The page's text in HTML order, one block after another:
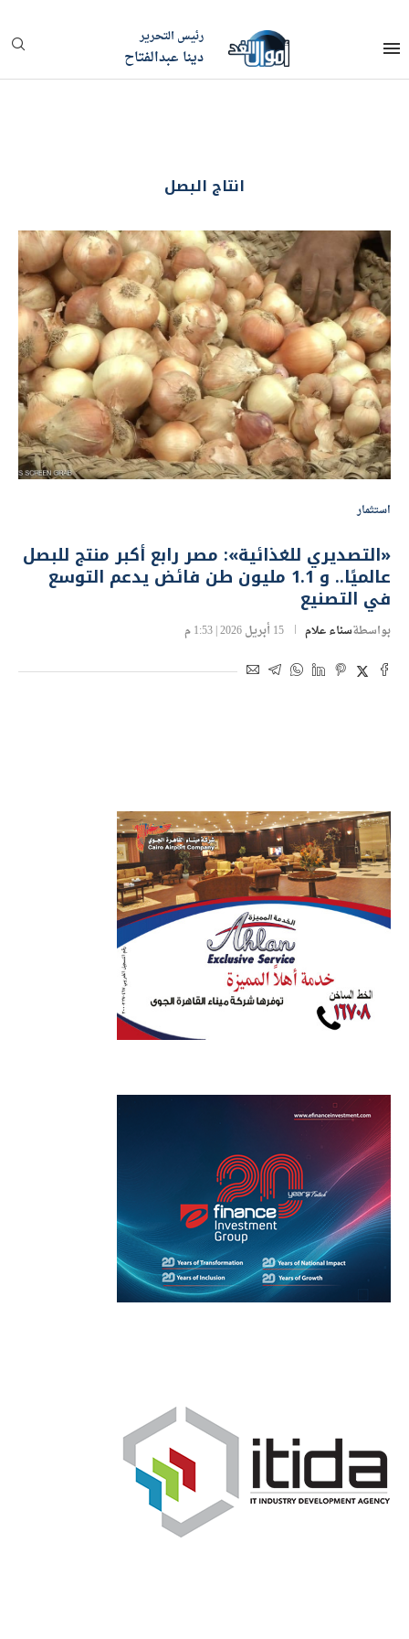
رئيس التحرير
دينا عبدالفتاح
انتاج البصل
استثمار
«التصديري للغذائية»: مصر رابع أكبر منتج للبصل
عالميًا.. و 1.1 مليون طن فائض يدعم التوسع
في التصنيع
بواسطة سناء علام 15 أبريل 2026 | 1:53 م